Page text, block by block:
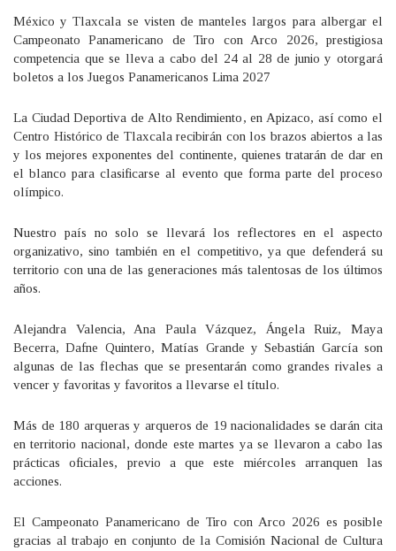
México y Tlaxcala se visten de manteles largos para albergar el
Campeonato Panamericano de Tiro con Arco 2026, prestigiosa
competencia que se lleva a cabo del 24 al 28 de junio y otorgará
boletos a los Juegos Panamericanos Lima 2027
La Ciudad Deportiva de Alto Rendimiento, en Apizaco, así como el
Centro Histórico de Tlaxcala recibirán con los brazos abiertos a las
y los mejores exponentes del continente, quienes tratarán de dar en
el blanco para clasificarse al evento que forma parte del proceso
olímpico.
Nuestro país no solo se llevará los reflectores en el aspecto
organizativo, sino también en el competitivo, ya que defenderá su
territorio con una de las generaciones más talentosas de los últimos
años.
Alejandra Valencia, Ana Paula Vázquez, Ángela Ruiz, Maya
Becerra, Dafne Quintero, Matías Grande y Sebastián García son
algunas de las flechas que se presentarán como grandes rivales a
vencer y favoritas y favoritos a llevarse el título.
Más de 180 arqueras y arqueros de 19 nacionalidades se darán cita
en territorio nacional, donde este martes ya se llevaron a cabo las
prácticas oficiales, previo a que este miércoles arranquen las
acciones.
El Campeonato Panamericano de Tiro con Arco 2026 es posible
gracias al trabajo en conjunto de la Comisión Nacional de Cultura